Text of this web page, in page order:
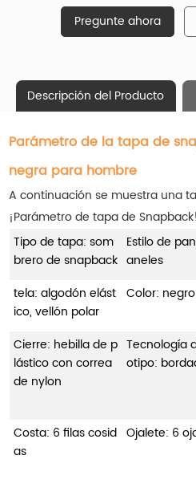
Pregunte ahora
Descripción del Producto
Parámetro de la tapa de
negra para hombre
A continuación se muestra una
¡Parámetro de tapa de Snapback!
Tipo de tapa: som
brero de snapback
Estilo de
aneles
tela: algodón elást
ico, vellón polar
Color: negro
Cierre: hebilla de p
lástico con correa
de nylon
Tecnología
otipo:
Costa: 6 filas cosid
as
Ojalete: 6